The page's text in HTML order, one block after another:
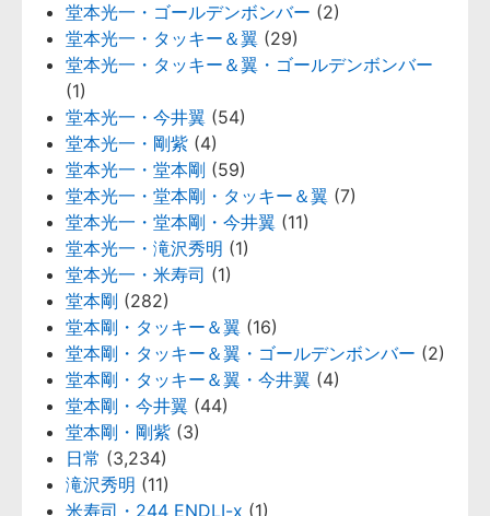
堂本光一・ゴールデンボンバー (2)
堂本光一・タッキー＆翼 (29)
堂本光一・タッキー＆翼・ゴールデンボンバー
(1)
堂本光一・今井翼 (54)
堂本光一・剛紫 (4)
堂本光一・堂本剛 (59)
堂本光一・堂本剛・タッキー＆翼 (7)
堂本光一・堂本剛・今井翼 (11)
堂本光一・滝沢秀明 (1)
堂本光一・米寿司 (1)
堂本剛 (282)
堂本剛・タッキー＆翼 (16)
堂本剛・タッキー＆翼・ゴールデンボンバー (2)
堂本剛・タッキー＆翼・今井翼 (4)
堂本剛・今井翼 (44)
堂本剛・剛紫 (3)
日常 (3,234)
滝沢秀明 (11)
米寿司・244 ENDLI-x (1)